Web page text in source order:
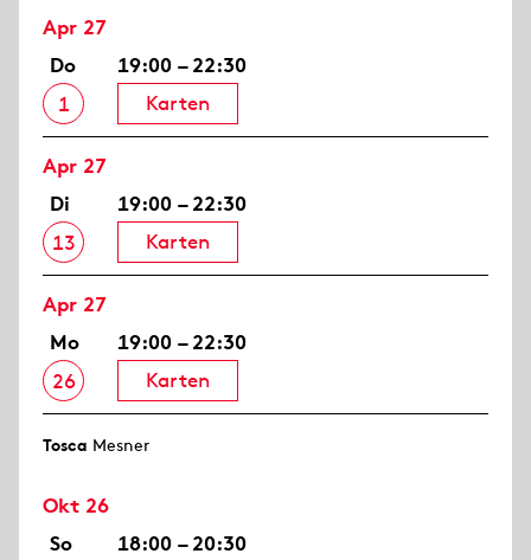
Apr 27
Do
1
19:00 – 22:30
Karten
Apr 27
Di
13
19:00 – 22:30
Karten
Apr 27
Mo
26
19:00 – 22:30
Karten
Tosca Mesner
Okt 26
So
18:00 – 20:30